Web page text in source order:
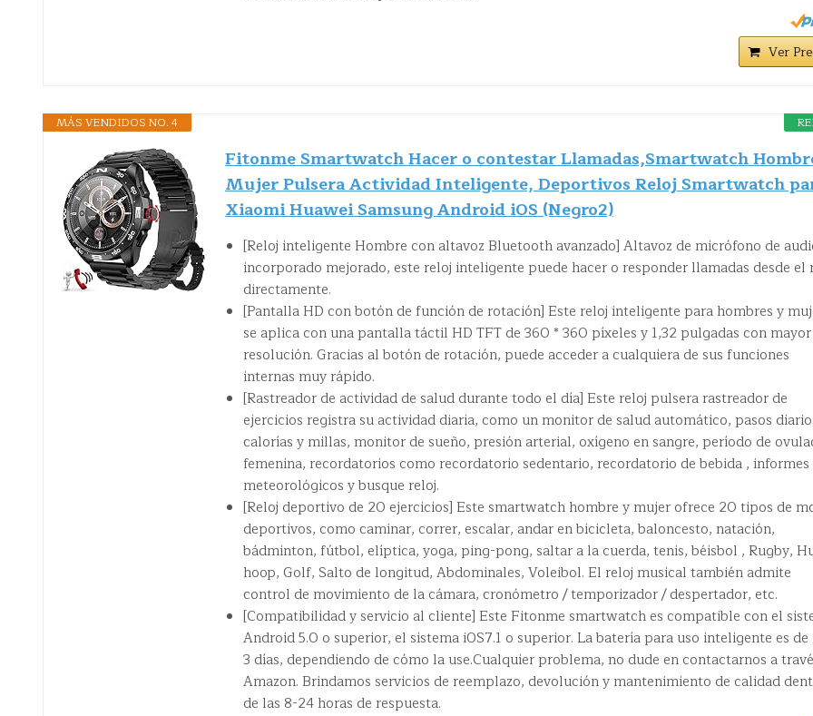
Ver
MÁS VENDIDOS NO. 4
Fitonme Smartwatch Hacer o contestar Llamadas,Smartwatch
Mujer Pulsera Actividad Inteligente, Deportivos Reloj Smartwatch
Xiaomi Huawei Samsung Android iOS (Negro2)
[Reloj inteligente Hombre con altavoz Bluetooth avanzado] Altavoz de micrófono de
incorporado mejorado, este reloj inteligente puede hacer o responder llamadas desde el
directamente.
[Pantalla HD con botón de función de rotación] Este reloj inteligente para hombres y
se aplica con una pantalla táctil HD TFT de 360 ​​* 360 píxeles y 1,32 pulgadas con mayor
resolución. Gracias al botón de rotación, puede acceder a cualquiera de sus funciones
internas muy rápido.
[Rastreador de actividad de salud durante todo el día] Este reloj pulsera rastreador de
ejercicios registra su actividad diaria, como un monitor de salud automático, pasos
calorías y millas, monitor de sueño, presión arterial, oxígeno en sangre, período de
femenina, recordatorios como recordatorio sedentario, recordatorio de bebida , informes
meteorológicos y busque reloj.
[Reloj deportivo de 20 ejercicios] Este smartwatch hombre y mujer ofrece 20 tipos de
deportivos, como caminar, correr, escalar, andar en bicicleta, baloncesto, natación,
bádminton, fútbol, ​​elíptica, yoga, ping-pong, saltar a la cuerda, tenis, béisbol , Rugby,
hoop, Golf, Salto de longitud, Abdominales, Voleibol. El reloj musical también admite
control de movimiento de la cámara, cronómetro / temporizador / despertador, etc.
[Compatibilidad y servicio al cliente] Este Fitonme smartwatch es compatible con el
Android 5.0 o superior, el sistema iOS7.1 o superior. La batería para uso inteligente es de
3 días, dependiendo de cómo la use.Cualquier problema, no dude en contactarnos a
Amazon. Brindamos servicios de reemplazo, devolución y mantenimiento de calidad
de las 8-24 horas de respuesta.